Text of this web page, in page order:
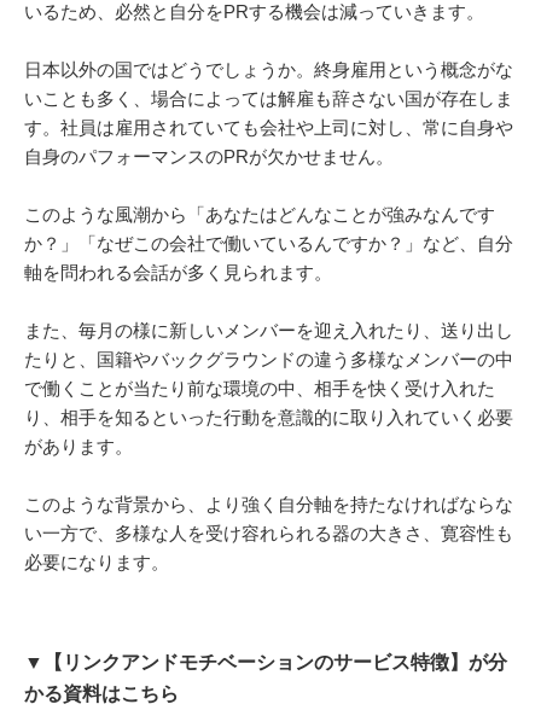
いるため、必然と自分をPRする機会は減っていきます。
日本以外の国ではどうでしょうか。終身雇用という概念がな
いことも多く、場合によっては解雇も辞さない国が存在しま
す。社員は雇用されていても会社や上司に対し、常に自身や
自身のパフォーマンスのPRが欠かせません。
このような風潮から「あなたはどんなことが強みなんです
か？」「なぜこの会社で働いているんですか？」など、自分
軸を問われる会話が多く見られます。
また、毎月の様に新しいメンバーを迎え入れたり、送り出し
たりと、国籍やバックグラウンドの違う多様なメンバーの中
で働くことが当たり前な環境の中、相手を快く受け入れた
り、相手を知るといった行動を意識的に取り入れていく必要
があります。
このような背景から、より強く自分軸を持たなければならな
い一方で、多様な人を受け容れられる器の大きさ、寛容性も
必要になります。
▼【リンクアンドモチベーションのサービス特徴】が分
かる資料はこちら